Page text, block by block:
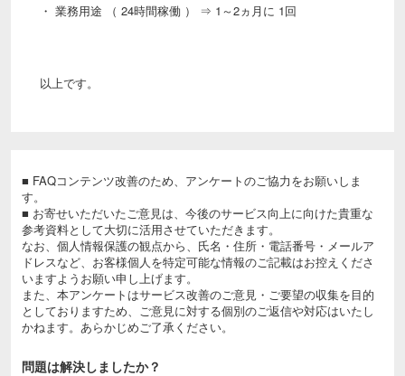
・ 業務用途 （ 24時間稼働 ） ⇒ 1～2ヵ月に 1回
以上です。
■ FAQコンテンツ改善のため、アンケートのご協力をお願いしま
す。
■ お寄せいただいたご意見は、今後のサービス向上に向けた貴重な
参考資料として大切に活用させていただきます。
なお、個人情報保護の観点から、氏名・住所・電話番号・メールア
ドレスなど、お客様個人を特定可能な情報のご記載はお控えくださ
いますようお願い申し上げます。
また、本アンケートはサービス改善のご意見・ご要望の収集を目的
としておりますため、ご意見に対する個別のご返信や対応はいたし
かねます。あらかじめご了承ください。
問題は解決しましたか？